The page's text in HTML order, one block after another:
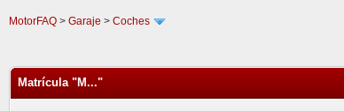
MotorFAQ > Garaje > Coches
Matrícula "M..."